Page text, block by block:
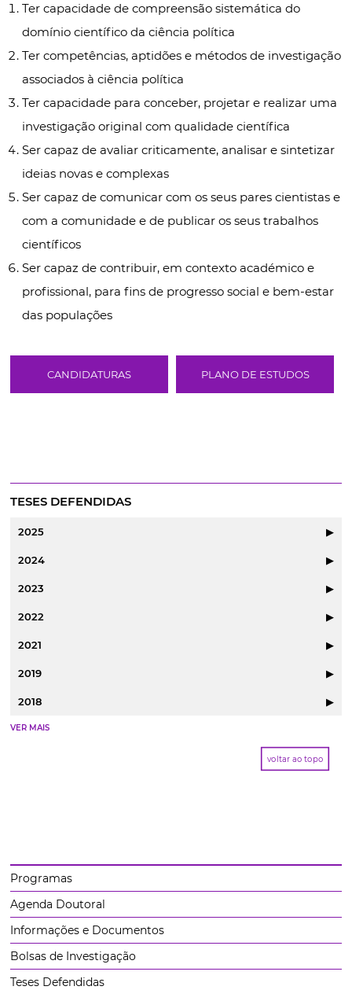
Ter capacidade de compreensão sistemática do
domínio científico da ciência política
Ter competências, aptidões e métodos de investigação
associados à ciência política
Ter capacidade para conceber, projetar e realizar uma
investigação original com qualidade científica
Ser capaz de avaliar criticamente, analisar e sintetizar
ideias novas e complexas
Ser capaz de comunicar com os seus pares cientistas e
com a comunidade e de publicar os seus trabalhos
científicos
Ser capaz de contribuir, em contexto académico e
profissional, para fins de progresso social e bem-estar
das populações
CANDIDATURAS PLANO DE ESTUDOS
TESES DEFENDIDAS
2025 ▶
2024 ▶
2023 ▶
2022 ▶
2021 ▶
2019 ▶
2018 ▶
VER MAIS
voltar ao topo
Programas
Agenda Doutoral
Informações e Documentos
Bolsas de Investigação
Teses Defendidas